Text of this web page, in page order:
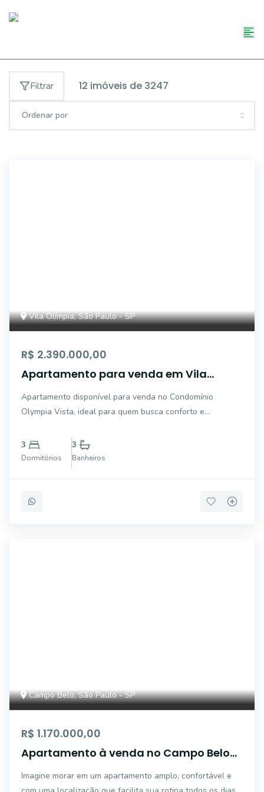
Filtrar 12 imóveis de 3247
Ordenar por
Vila Olímpia, São Paulo - SP
R$ 2.390.000,00
Apartamento para venda em Vila
120m²
Apartamento disponível para venda no Condomínio
Olympia Vista, ideal para quem busca conforto e
120 m² de área útil, distribuídos de forma inteligente em 3
quartos, sendo uma suíte, e 3 banheiros, a
3
Dormitórios
3
Banheiros
Campo Belo, São Paulo - SP
R$ 1.170.000,00
Apartamento à venda no Campo Belo
Imagine morar em um apartamento amplo, confortável e